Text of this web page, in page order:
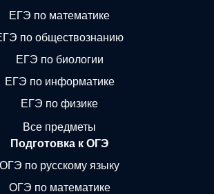
ЕГЭ по математике
по обществознанию
ЕГЭ по биологии
ЕГЭ по информатике
ЕГЭ по физике
Все предметы
Подготовка к ОГЭ
ОГЭ по русскому языку
ОГЭ по математике